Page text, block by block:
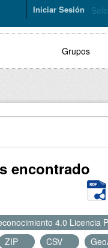
Iniciar Sesión
Grupos
encontrado
4.0 Licencia
ZIP CSV